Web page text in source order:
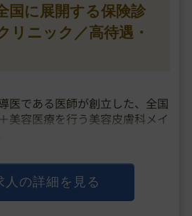
国に展開する保険診
リニック／高待遇・
医である医師が創立した、全国
美容医療を行う美容皮膚科メイ
険の看板も構えたクリニックづ
3時間待ちも起きるような勢い
と・・・
人の詳細を見る